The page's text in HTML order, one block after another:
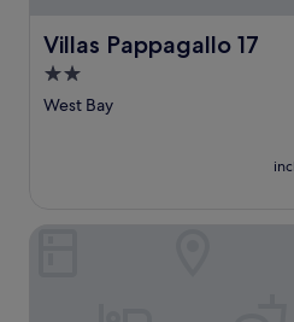
Villas Pappagallo 17
Villas Pappagallo 17
2.0-
sterrenaccommodatie
West Bay